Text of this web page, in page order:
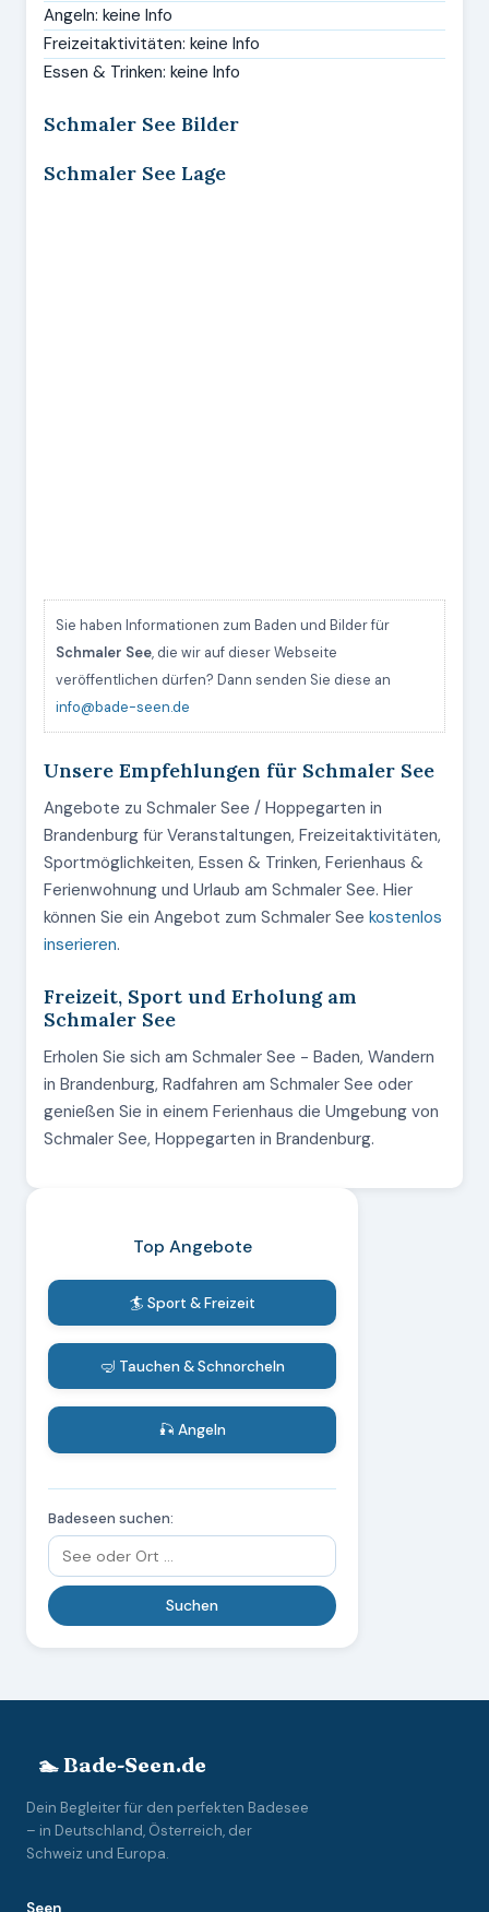
Angeln: keine Info
Freizeitaktivitäten: keine Info
Essen & Trinken: keine Info
Schmaler See Bilder
Schmaler See Lage
Sie haben Informationen zum Baden und Bilder für
Schmaler See, die wir auf dieser Webseite
veröffentlichen dürfen? Dann senden Sie diese an
info@bade-seen.de
Unsere Empfehlungen für Schmaler See
Angebote zu Schmaler See / Hoppegarten in
Brandenburg für Veranstaltungen, Freizeitaktivitäten,
Sportmöglichkeiten, Essen & Trinken, Ferienhaus &
Ferienwohnung und Urlaub am Schmaler See. Hier
können Sie ein Angebot zum Schmaler See kostenlos
inserieren.
Freizeit, Sport und Erholung am
Schmaler See
Erholen Sie sich am Schmaler See - Baden, Wandern
in Brandenburg, Radfahren am Schmaler See oder
genießen Sie in einem Ferienhaus die Umgebung von
Schmaler See, Hoppegarten in Brandenburg.
Top Angebote
🏄 Sport & Freizeit
🤿 Tauchen & Schnorcheln
🎣 Angeln
Badeseen suchen:
🏊 Bade-Seen.de
Dein Begleiter für den perfekten Badesee
– in Deutschland, Österreich, der
Schweiz und Europa.